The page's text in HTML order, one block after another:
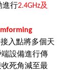
進行2.4GHz及
入點將多個天
設備進行傳
死角減至最